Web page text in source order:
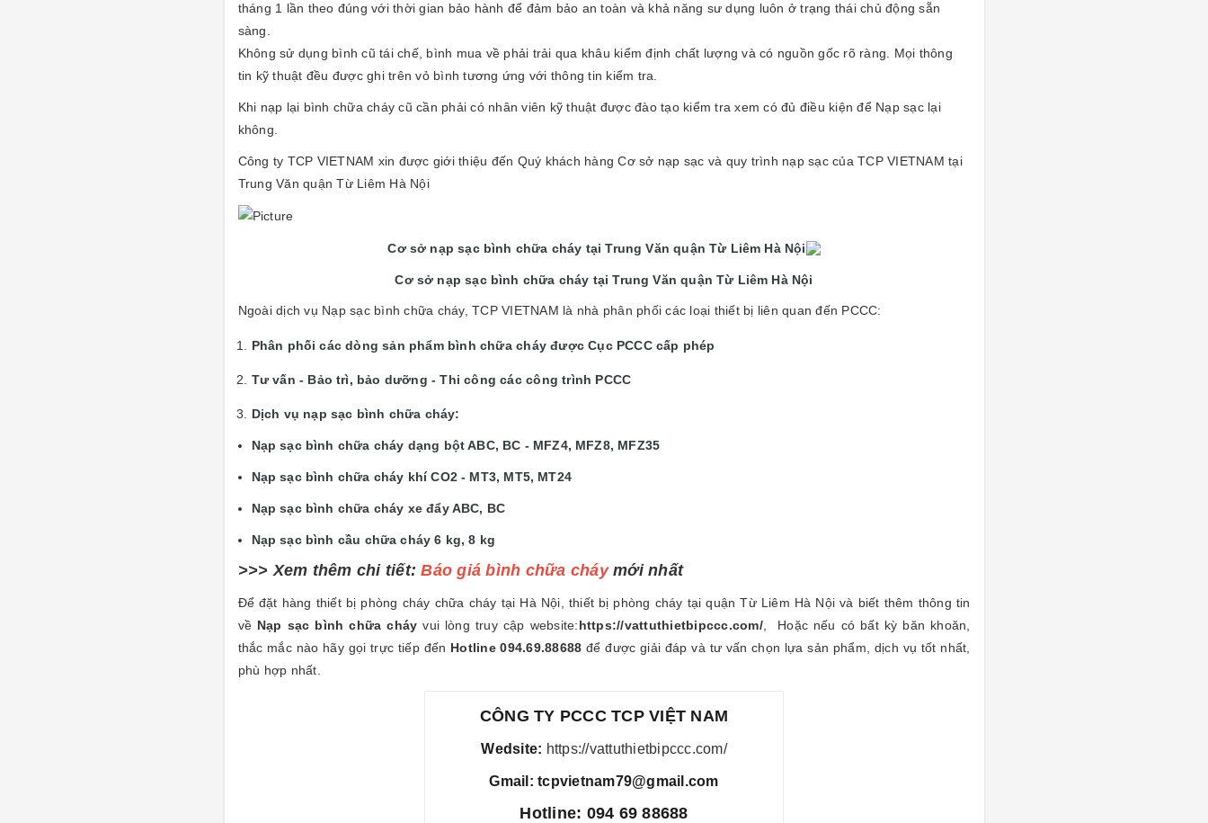
tháng 1 lần theo đúng với thời gian bảo hành để đảm bảo an toàn và khả năng sư dụng luôn ở trạng thái chủ động sẵn
sàng.
Không sử dụng bình cũ tái chế, bình mua về phải trải qua khâu kiểm định chất lượng và có nguồn gốc rõ ràng. Mọi thông
tin kỹ thuật đều được ghi trên vỏ bình tương ứng với thông tin kiểm tra.
Khi nạp lại bình chữa cháy cũ cần phải có nhân viên kỹ thuật được đào tạo kiểm tra xem có đủ điều kiện để Nạp sạc lại
không.
Công ty TCP VIETNAM xin được giới thiệu đến Quý khách hàng Cơ sở nạp sạc và quy trình nạp sạc của TCP VIETNAM tại
Trung Văn quận Từ Liêm Hà Nội
Cơ sở nạp sạc bình chữa cháy tại Trung Văn quận Từ Liêm Hà Nội
Cơ sở nạp sạc bình chữa cháy tại Trung Văn quận Từ Liêm Hà Nội
Ngoài dịch vụ Nạp sạc bình chữa cháy, TCP VIETNAM là nhà phân phối các loại thiết bị liên quan đến PCCC:
Phân phối các dòng sản phẩm bình chữa cháy được Cục PCCC cấp phép
Tư vấn - Bảo trì, bảo dưỡng - Thi công các công trình PCCC
Dịch vụ nạp sạc bình chữa cháy:
Nạp sạc bình chữa cháy dạng bột ABC, BC - MFZ4, MFZ8, MFZ35
Nạp sạc bình chữa cháy khí CO2 - MT3, MT5, MT24
Nạp sạc bình chữa cháy xe đẩy ABC, BC
Nạp sạc bình cầu chữa cháy 6 kg, 8 kg
>>> Xem thêm chi tiết:Báo giá bình chữa cháymới nhất
Để đặt hàng thiết bị phòng cháy chữa cháy tại Hà Nội, thiết bị phòng cháy tại quận Từ Liêm Hà Nội và biết thêm thông tin
về Nạp sạc bình chữa cháy vui lòng truy cập website:https://vattuthietbipccc.com/, Hoặc nếu có bất kỳ băn khoăn,
thắc mắc nào hãy gọi trực tiếp đến Hotline 094.69.88688 để được giải đáp và tư vấn chọn lựa sản phẩm, dịch vụ tốt nhất,
phù hợp nhất.
CÔNG TY PCCC TCP VIỆT NAM
Wedsite: https://vattuthietbipccc.com/
Gmail: tcpvietnam79@gmail.com
Hotline: 094 69 88688